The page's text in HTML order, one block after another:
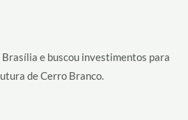
e buscou investimentos para
de Cerro Branco.